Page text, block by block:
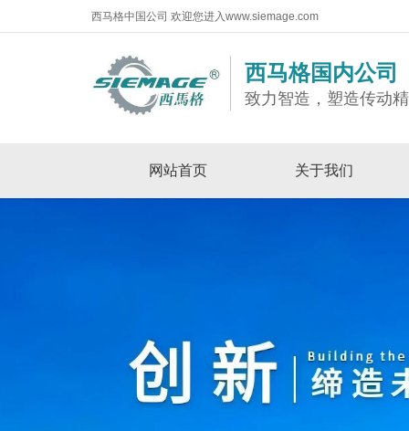
西马格中国公司 欢迎您进入www.siemage.com
西马格国内公司
致力智造，塑造传动
网站首页 关于我们